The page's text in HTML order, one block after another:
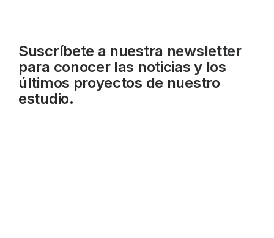
Suscríbete a nuestra newsletter
para conocer las noticias y los
últimos proyectos de nuestro
estudio.